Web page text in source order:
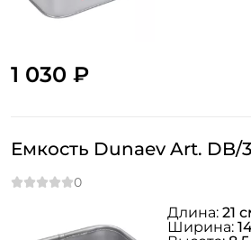
1 030 ₽
Емкость Dunaev Art. DB/
Длина: 21
Ширина: